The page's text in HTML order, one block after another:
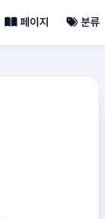
페이지 분류